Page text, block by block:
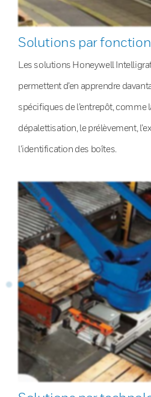
Solutions par fonction
Les solutions Honeywell
permettent d’en apprendre
spécifiques de l’entrepôt, comme
dépalettisation, le prélèvement,
l’identification des boîtes.